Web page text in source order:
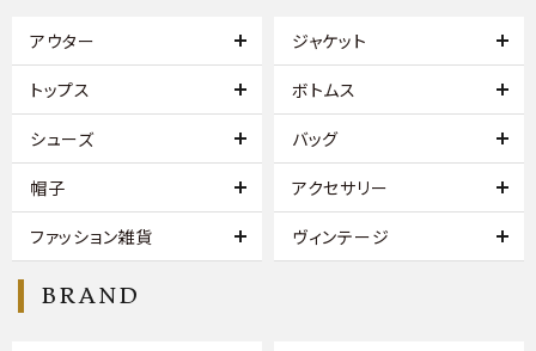
アウター ジャケット
トップス ボトムス
シューズ バッグ
帽子 アクセサリー
ファッション雑貨 ヴィンテージ
BRAND